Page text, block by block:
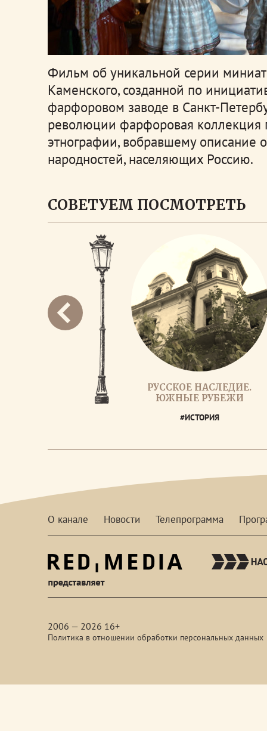
Фильм об уникальной серии
Каменского, созданной по
фарфоровом заводе в Санкт-
революции фарфоровая коллекция
этнографии, вобравшему описание
народностей, населяющих Россию.
СОВЕТУЕМ ПОСМОТРЕТЬ
РУССКОЕ НАСЛЕДИЕ.
ЮЖНЫЕ РУБЕЖИ
#ИСТОРИЯ
О канале Новости Телепрограмма
2006 — 2026 16+
Политика в отношении обработки персональных данных